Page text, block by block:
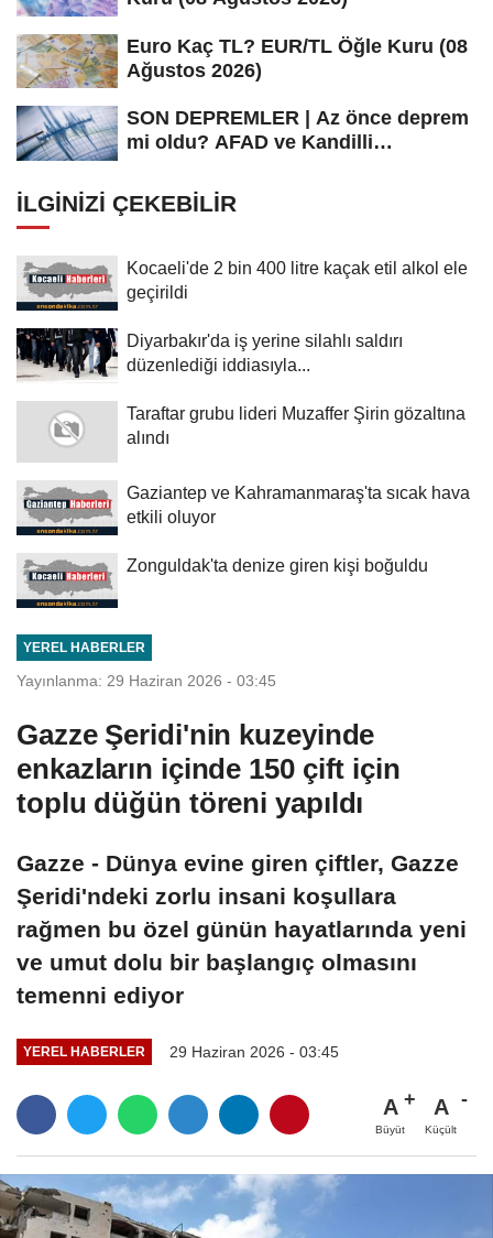
Euro Kaç TL? EUR/TL Öğle Kuru (08
Ağustos 2026)
SON DEPREMLER | Az önce deprem
mi oldu? AFAD ve Kandilli
İLGINIZI ÇEKEBILIR
Kocaeli'de 2 bin 400 litre kaçak etil alkol ele
geçirildi
Diyarbakır'da iş yerine silahlı saldırı
düzenlediği iddiasıyla...
Taraftar grubu lideri Muzaffer Şirin gözaltına
alındı
Gaziantep ve Kahramanmaraş'ta sıcak hava
etkili oluyor
Zonguldak'ta denize giren kişi boğuldu
YEREL HABERLER
Yayınlanma: 29 Haziran 2026 - 03:45
Gazze Şeridi'nin kuzeyinde
enkazların içinde 150 çift için
toplu düğün töreni yapıldı
Gazze - Dünya evine giren çiftler, Gazze
Şeridi'ndeki zorlu insani koşullara
rağmen bu özel günün hayatlarında yeni
ve umut dolu bir başlangıç olmasını
temenni ediyor
YEREL HABERLER 29 Haziran 2026 - 03:45
A
Büyüt
A
Küçült